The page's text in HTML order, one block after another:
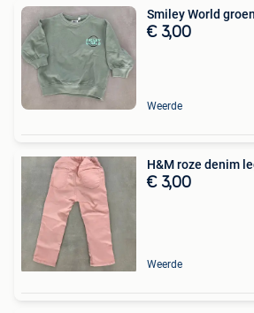
Smiley World
€ 3,00
Weerde
H&M roze denim
€ 3,00
Weerde